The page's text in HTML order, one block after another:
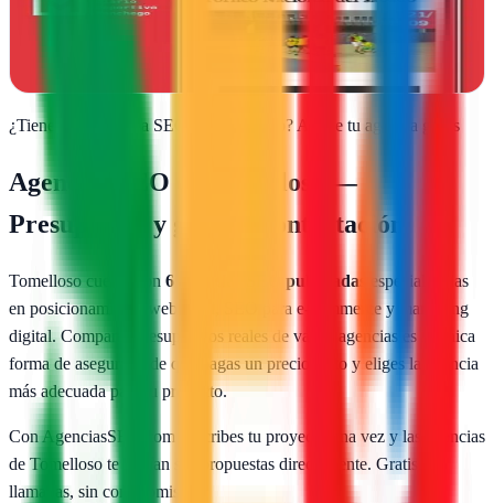
En Tomelloso crean sitios web que convierten visitantes en clientes.
Ver ficha
¿Tienes una agencia SEO en ? Añade tu agencia gratis
Agencias SEO en Tomelloso
—
Presupuesto y guía de contratación
Tomellosocuenta con 6 agencias SEO publicadas
especializadas
en posicionamiento web local, SEO para e-commerce y marketing
digital. Comparar presupuestos reales de varias agencias es la única
forma de asegurarte de que pagas un precio justo y eliges la agencia
más adecuada para tu proyecto.
Con AgenciasSEO.com describes tu proyecto una vez y las agencias
de Tomelloso te envían sus propuestas directamente. Gratis, sin
llamadas, sin compromiso.